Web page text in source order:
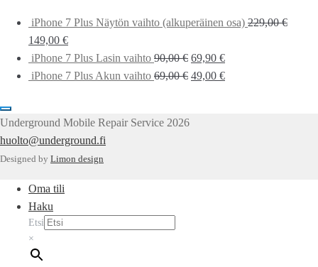
iPhone 7 Plus Näytön vaihto (alkuperäinen osa) 229,00€
149,00 €
iPhone 7 Plus Lasin vaihto 90,00€ 69,90 €
iPhone 7 Plus Akun vaihto 69,00€ 49,00 €
Underground Mobile Repair Service 2026
huolto@underground.fi
Designed by Limon design
Oma tili
Haku
Etsi
×